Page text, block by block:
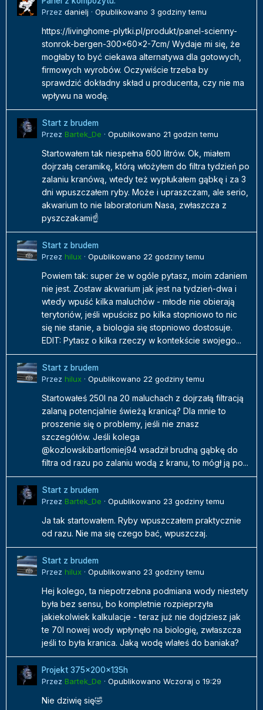
Przez danielj · Opublikowano 3 godziny temu
https://livinghome-plytki.pl/produkt/panel-scienny-
stonrok-bergen-300x60x2-7cm/ Wydaje mi się, że
mogłaby to być ciekawa alternatywa dla gotowych,
firmowych wyrobów. Oczywiście trzeba by
sprawdzić dokładny skład u producenta, czy nie ma
wpływu na wodę.
Start z brudem
Przez Bartek_De · Opublikowano 21 godzin temu
Startowałem tak niespełna 600 litrów. Ok, miałem
dojrzałą ceramikę, którą włożyłem do filtra tydzień po
zalaniu kranówą, wtedy też wypłukałem gąbkę i za 3
dni wpuszczałem ryby. Może i upraszczam, ale serio,
akwarium to nie laboratorium Nasa, zwłaszcza z
pyszczakami☝️
Start z brudem
Przez hilux · Opublikowano 22 godziny temu
Powiem tak: super że w ogóle pytasz, moim zdaniem
nie jest. Zostaw akwarium jak jest na tydzień-dwa i
wtedy wpuść kilka maluchów - młode nie obierają
terytoriów, jeśli wpuścisz po kilka stopniowo to nic
się nie stanie, a biologia się stopniowo dostosuje.
EDIT: Pytasz o kilka rzeczy w kontekście swojego...
Start z brudem
Przez hilux · Opublikowano 22 godziny temu
Startowałeś 250l na 20 maluchach z dojrzałą filtracją
zalaną potencjalnie świeżą kranicą? Dla mnie to
proszenie się o problemy, jeśli nie znasz
szczegółów. Jeśli kolega
@kozlowskibartlomiej94 wsadził brudną gąbkę do
filtra od razu po zalaniu wodą z kranu, to mógł ją po...
Start z brudem
Przez Bartek_De · Opublikowano 23 godziny temu
Ja tak startowałem. Ryby wpuszczałem praktycznie
od razu. Nie ma się czego bać, wpuszczaj.
Start z brudem
Przez hilux · Opublikowano 23 godziny temu
Hej kolego, ta niepotrzebna podmiana wody niestety
była bez sensu, bo kompletnie rozpieprzyła
jakiekolwiek kalkulacje - teraz już nie dojdziesz jak
te 70l nowej wody wpłynęło na biologię, zwłaszcza
jeśli to była kranica. Jaką wodę wlałeś do baniaka?
Projekt 375x200x135h
Przez Bartek_De · Opublikowano Wczoraj o 19:29
Nie dziwię się🤣